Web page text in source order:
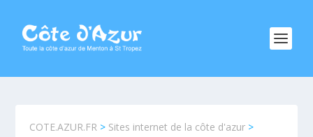
COTE.AZUR.FR > Sites internet de la côte d'azur >